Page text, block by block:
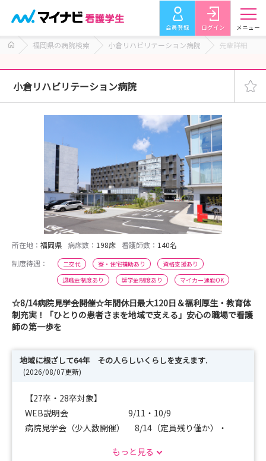
会員登録 ログイン メニュー
福岡県の病院検索 小倉リハビリテーション病院 先輩詳細
小倉リハビリテーション病院
所在地： 福岡県 病床数： 198床 看護師数： 140名
制度待遇：
二交代 寮・住宅補助あり
資格支援あり
退職金制度あり
奨学金制度あり マイカー通勤OK
☆8/14病院見学会開催☆年間休日最大120日＆福利厚生・教育体
制充実！「ひとりの患者さまを地域で支える」安心の職場で看護
師の第一歩を
地域に根ざして64年 その人らしいくらしを支えます.
(2026/08/07更新)
【27卒・28卒対象】
WEB説明会 9/11・10/9
病院見学会（少人数開催） 8/14（定員残り僅か）・
もっと見る